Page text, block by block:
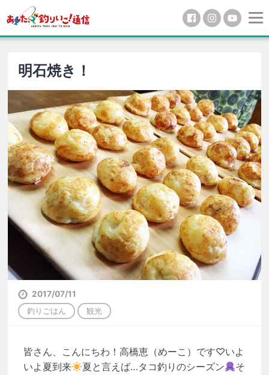
明石焼き！
2017/07/11
釣りごはん
観光
皆さん、こんにちわ！高橋恵（めーこ）です♡いよ
いよ夏到来
夏と言えば…タコ釣りのシーズン
そ